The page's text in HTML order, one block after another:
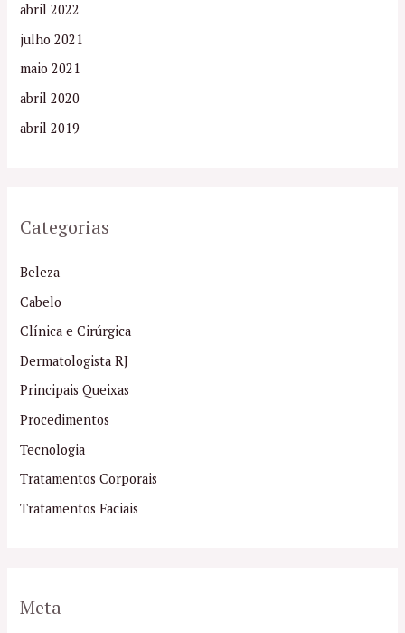
abril 2022
julho 2021
maio 2021
abril 2020
abril 2019
Categorias
Beleza
Cabelo
Clínica e Cirúrgica
Dermatologista RJ
Principais Queixas
Procedimentos
Tecnologia
Tratamentos Corporais
Tratamentos Faciais
Meta